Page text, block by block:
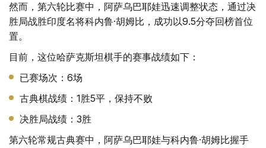
然而，第六轮比赛中，阿萨乌巴耶娃迅速调整状态，通过决
胜局战胜印度名将科内鲁·胡姆比，成功以9.5分夺回榜首位
置。
目前，这位哈萨克斯坦棋手的赛事战绩如下：
已赛场次：6场
古典棋战绩：1胜5平，保持不败
决胜局战绩：3胜
第六轮常规古典赛中，阿萨乌巴耶娃与科内鲁·胡姆比握手